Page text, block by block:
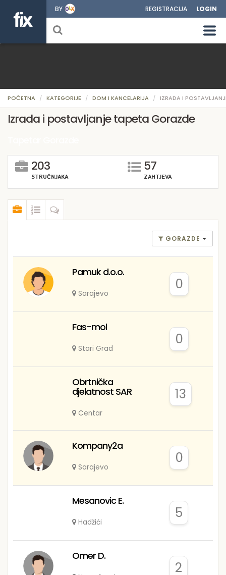
BY REGISTRACIJA LOGIN
POČETNA KATEGORIJE DOM I KANCELARIJA IZRADA I
Izrada i postavljanje tapeta Gorazde
203
STRUČNJAKA
57
ZAHTJEVA
GORAZDE
Pamuk d.o.o.
Sarajevo
0
Fas-mol
Stari Grad
0
Obrtnička
djelatnost SAR
Centar
13
Kompany2a
Sarajevo
0
Mesanovic E.
Hadžići
5
Omer D.
2